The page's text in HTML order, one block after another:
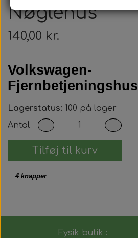
Nøglehus
140,00 kr.
Volkswagen-
Fjernbetjeningshus
Lagerstatus: 100 på lager
Antal
Tilføj til kurv
4 knapper
Fysik butik :